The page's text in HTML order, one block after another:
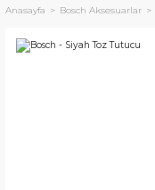
Anasayfa Bosch Aksesuarlar